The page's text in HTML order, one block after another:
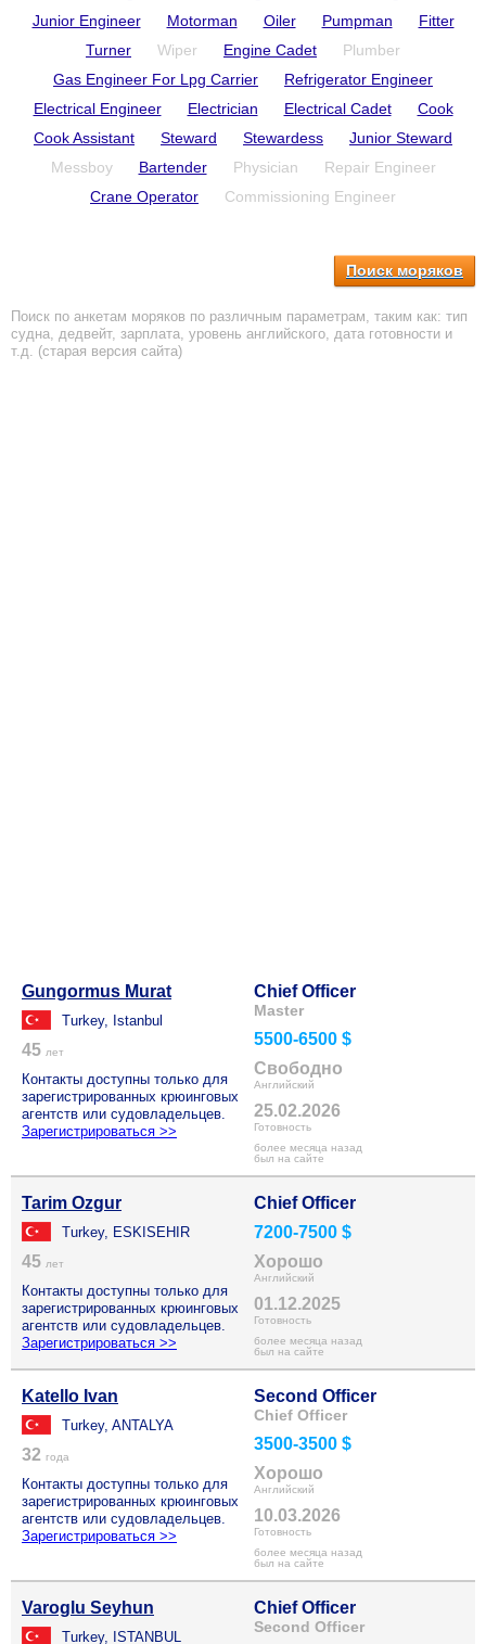
Junior Engineer
Motorman Oiler Pumpman
Fitter
Turner
Wiper Engine Cadet
Plumber
Gas Engineer For Lpg Carrier
Refrigerator Engineer
Electrical Engineer
Electrician Electrical Cadet
Cook
Cook Assistant
Steward Stewardess
Junior Steward
Messboy
Bartender Physician
Repair Engineer
Crane Operator
Commissioning Engineer
Поиск моряков
Поиск по анкетам моряков по различным параметрам, таким как: тип
судна, дедвейт, зарплата, уровень английского, дата готовности и
т.д. (старая версия сайта)
Gungormus Murat
Turkey, Istanbul
45 лет
Контакты доступны только для
зарегистрированных крюинговых
агентств или судовладельцев.
Зарегистрироваться >>
Chief Officer
Master
5500-6500 $
Свободно
Английский
25.02.2026
Готовность
более месяца назад
был на сайте
Tarim Ozgur
Turkey, ESKISEHIR
45 лет
Контакты доступны только для
зарегистрированных крюинговых
агентств или судовладельцев.
Зарегистрироваться >>
Chief Officer
7200-7500 $
Хорошо
Английский
01.12.2025
Готовность
более месяца назад
был на сайте
Katello Ivan
Turkey, ANTALYA
32 года
Контакты доступны только для
зарегистрированных крюинговых
агентств или судовладельцев.
Зарегистрироваться >>
Second Officer
Chief Officer
3500-3500 $
Хорошо
Английский
10.03.2026
Готовность
более месяца назад
был на сайте
Varoglu Seyhun
Turkey, ISTANBUL
Chief Officer
Second Officer